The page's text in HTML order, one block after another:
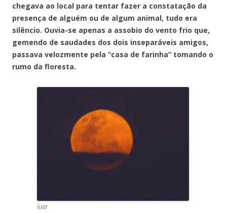
chegava ao local para tentar fazer a constatação da
presença de alguém ou de algum animal, tudo era
silêncio. Ouvia-se apenas a assobio do vento frio que,
gemendo de saudades dos dois inseparáveis amigos,
passava velozmente pela “casa de farinha” tomando o
rumo da floresta.
luar